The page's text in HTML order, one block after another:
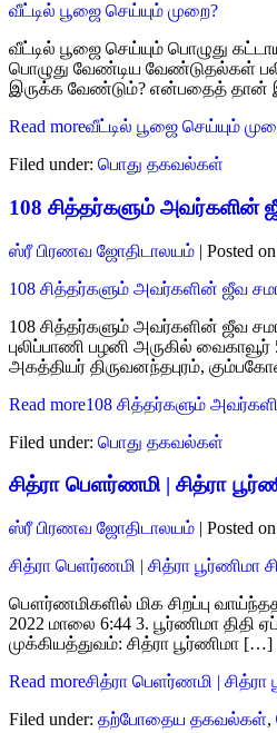
வீட்டில் பூஜை செய்யும் முறை?
வீட்டில் பூஜை செய்யும் பொழுது
பொழுது வேண்டிய வேண்டுதல்கள்
இருக்க வேண்டும்? என்பதைத் தான்
Read moreவீட்டில் பூஜை செய்யும்
Filed under: பொது தகவல்கள்
108 சித்தர்களும் அவர்களின்
ஸ்ரீ பிரணவ ஜோதிடாலயம் | Posted on
108 சித்தர்களும் அவர்களின் ஜீவ
108 சித்தர்களும் அவர்களின் ஜீவ
புலிப்பாணி பழனி அருகில்
அகத்தியர் திருவனந்தபுரம்,
Read more108 சித்தர்களும்
Filed under: பொது தகவல்கள்
சித்ரா பெளர்ணமி | சித்ரா
ஸ்ரீ பிரணவ ஜோதிடாலயம் | Posted on
சித்ரா பெளர்ணமி | சித்ரா பூர்ணிமா
பௌர்ணமிகளில் மிக சிறப்பு
2022 மாலை 6:44 3. பூர்ணிமா திதி
முக்கியத்துவம்: சித்ரா பூர்ணிமா […]
Read moreசித்ரா பெளர்ணமி | சித்ரா
Filed under: தற்போதைய தகவல்கள்,